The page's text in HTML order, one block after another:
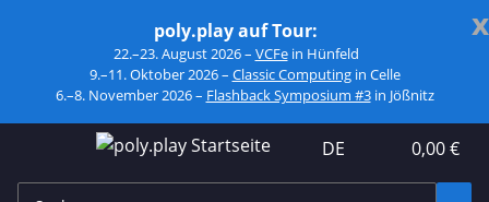
x
poly.play auf Tour:
22.–23. August 2026 – VCFein Hünfeld
9.–11. Oktober 2026 – Classic Computingin Celle
6.–8. November 2026 – Flashback Symposium #3in Jößnitz
DE 0,00 €